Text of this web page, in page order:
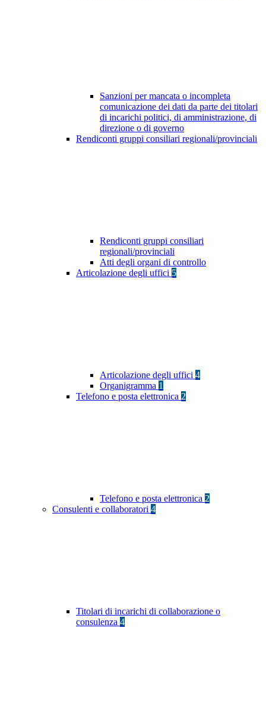
Sanzioni per mancata o incompleta
comunicazione dei dati da parte dei titolari
di incarichi politici, di amministrazione, di
direzione o di governo
Rendiconti gruppi consiliari regionali/provinciali
Rendiconti gruppi consiliari
regionali/provinciali
Atti degli organi di controllo
Articolazione degli uffici 5
Articolazione degli uffici 4
Organigramma 1
Telefono e posta elettronica 2
Telefono e posta elettronica 2
Consulenti e collaboratori 4
Titolari di incarichi di collaborazione o
consulenza 4